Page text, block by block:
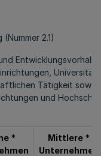
2.1)
Tätigkeit
und
*
Mittlere *
Unternehmen